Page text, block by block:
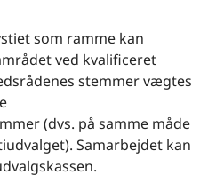
som ramme kan
ved kvalificeret
stemmer vægtes
(dvs. på samme måde
Samarbejdet kan